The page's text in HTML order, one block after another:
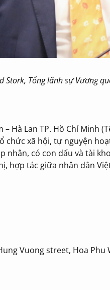
Stork, Tổng lãnh sự Vương
Hà Lan TP. Hồ Chí Minh
chức xã hội, tự nguyện
nhân, có con dấu và tài
hợp tác giữa nhân dân
Hung Vuong street, Hoa